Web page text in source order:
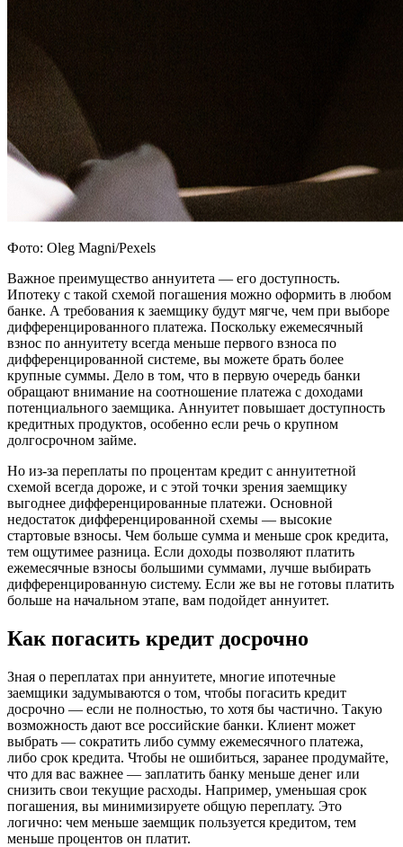
Фото: Oleg Magni/Pexels
Важное преимущество аннуитета — его доступность.
Ипотеку с такой схемой погашения можно оформить в любом
банке. А требования к заемщику будут мягче, чем при выборе
дифференцированного платежа. Поскольку ежемесячный
взнос по аннуитету всегда меньше первого взноса по
дифференцированной системе, вы можете брать более
крупные суммы. Дело в том, что в первую очередь банки
обращают внимание на соотношение платежа с доходами
потенциального заемщика. Аннуитет повышает доступность
кредитных продуктов, особенно если речь о крупном
долгосрочном займе.
Но из-за переплаты по процентам кредит с аннуитетной
схемой всегда дороже, и с этой точки зрения заемщику
выгоднее дифференцированные платежи. Основной
недостаток дифференцированной схемы — высокие
стартовые взносы. Чем больше сумма и меньше срок кредита,
тем ощутимее разница. Если доходы позволяют платить
ежемесячные взносы большими суммами, лучше выбирать
дифференцированную систему. Если же вы не готовы платить
больше на начальном этапе, вам подойдет аннуитет.
Как погасить кредит досрочно
Зная о переплатах при аннуитете, многие ипотечные
заемщики задумываются о том, чтобы погасить кредит
досрочно — если не полностью, то хотя бы частично. Такую
возможность дают все российские банки. Клиент может
выбрать — сократить либо сумму ежемесячного платежа,
либо срок кредита. Чтобы не ошибиться, заранее продумайте,
что для вас важнее — заплатить банку меньше денег или
снизить свои текущие расходы. Например, уменьшая срок
погашения, вы минимизируете общую переплату. Это
логично: чем меньше заемщик пользуется кредитом, тем
меньше процентов он платит.